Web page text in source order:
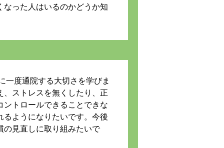
なった人はいるのかどうか知
一度通院する大切さを学びま
、ストレスを無くしたり、正
ントロールできることできな
るようになりたいです。今後
の見直しに取り組みたいで